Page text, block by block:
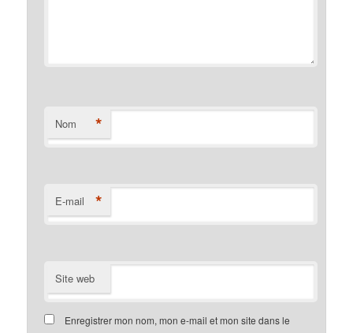
Nom *
E-mail *
Site web
Enregistrer mon nom, mon e-mail et mon site dans le